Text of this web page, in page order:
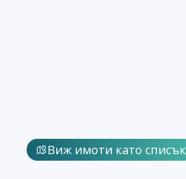
Виж имоти като списък